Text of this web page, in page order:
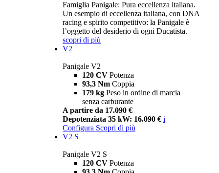
Famiglia Panigale: Pura eccellenza italiana.
Un esempio di eccellenza italiana, con DNA
racing e spirito competitivo: la Panigale è
l’oggetto del desiderio di ogni Ducatista.
scopri di più
V2
Panigale V2
120 CV Potenza
93,3 Nm Coppia
179 kg Peso in ordine di marcia
senza carburante
A partire da 17.090 €
Depotenziata 35 kW: 16.090 € i
Configura Scopri di più
V2 S
Panigale V2 S
120 CV Potenza